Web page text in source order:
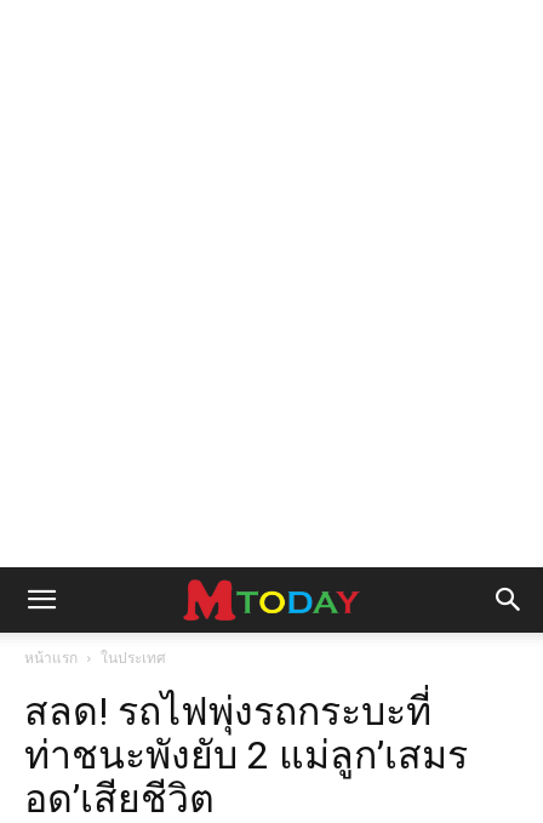
หน้าแรก ในประเทศ
สลด! รถไฟพุ่งรถกระบะที่
ท่าชนะพังยับ 2 แม่ลูก’เสมร
อด’เสียชีวิต